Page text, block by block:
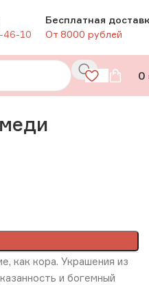
46-10
Бесплатная
От 8000 рублей
0
как кора. Украшения из
и богемный